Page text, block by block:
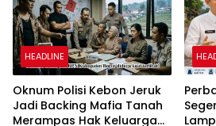
HEADLINE
Oknum Polisi Kebon Jeruk
Jadi Backing Mafia Tanah
Merampas Hak Keluarga